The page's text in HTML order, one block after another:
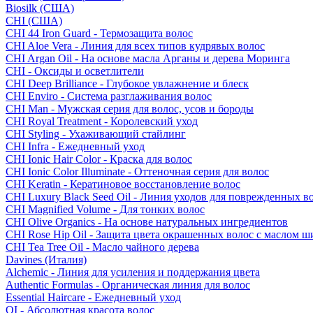
Biosilk (США)
CHI (США)
CHI 44 Iron Guard - Термозащита волос
CHI Aloe Vera - Линия для всех типов кудрявых волос
CHI Argan Oil - На основе масла Арганы и дерева Моринга
CHI - Оксиды и осветлители
CHI Deep Brilliance - Глубокое увлажнение и блеск
CHI Enviro - Система разглаживания волос
CHI Man - Мужская серия для волос, усов и бороды
CHI Royal Treatment - Королевский уход
CHI Styling - Ухаживающий стайлинг
CHI Infra - Ежедневный уход
CHI Ionic Hair Color - Краска для волос
CHI Ionic Color Illuminate - Оттеночная серия для волос
CHI Keratin - Кератиновое восстановление волос
CHI Luxury Black Seed Oil - Линия уходов для поврежденных
CHI Magnified Volume - Для тонких волос
CHI Olive Organics - На основе натуральных ингредиентов
CHI Rose Hip Oil - Защита цвета окрашенных волос с маслом
CHI Tea Tree Oil - Масло чайного дерева
Davines (Италия)
Alchemic - Линия для усиления и поддержания цвета
Authentic Formulas - Органическая линия для волос
Essential Haircare - Eжедневный уход
OI - Абсолютная красота волос